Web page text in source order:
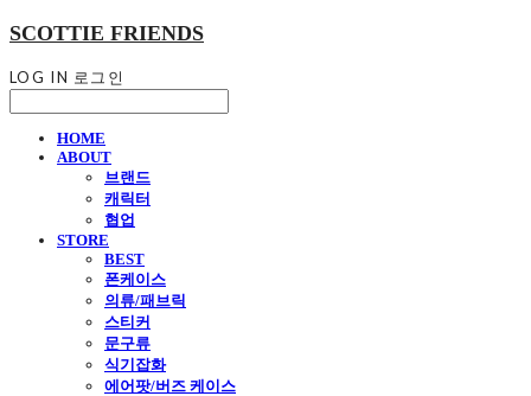
SCOTTIE FRIENDS
LOG IN 로그인
HOME
ABOUT
브랜드
캐릭터
협업
STORE
BEST
폰케이스
의류/패브릭
스티커
문구류
식기잡화
에어팟/버즈 케이스